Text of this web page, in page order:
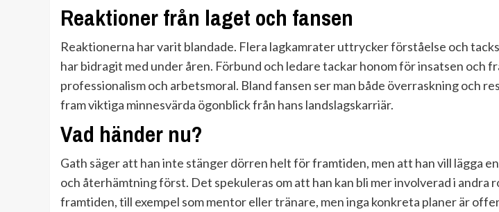
Reaktioner från laget och fansen
Reaktionerna har varit blandade. Flera lagkamrater uttrycker förståelse och
har bidragit med under åren. Förbund och ledare tackar honom för insatsen och
professionalism och arbetsmoral. Bland fansen ser man både överraskning och
fram viktiga minnesvärda ögonblick från hans landslagskarriär.
Vad händer nu?
Gath säger att han inte stänger dörren helt för framtiden, men att han vill lägga
och återhämtning först. Det spekuleras om att han kan bli mer involverad i andra
framtiden, till exempel som mentor eller tränare, men inga konkreta planer är